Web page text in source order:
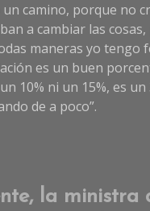
camino, porque no
a cambiar las
maneras yo tengo
es un buen
10% ni un 15%, es un
de a poco”.
la ministra